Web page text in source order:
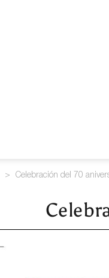
> Celebración del 70